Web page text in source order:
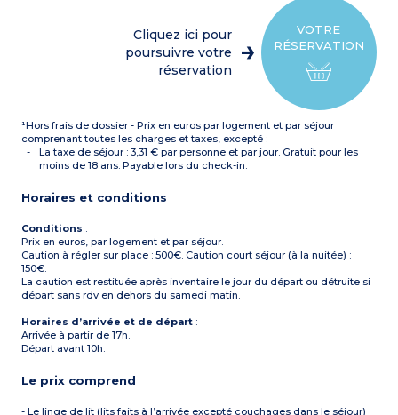
3 appartements PMR
Chambre avec 1 lit double
Chambre avec 2 lits
WC
Balcon ou terrasse
VOTRE
RÉSERVATION
Cliquez ici pour
poursuivre votre
réservation
¹Hors frais de dossier - Prix en euros par logement et par séjour
comprenant toutes les charges et taxes, excepté :
La taxe de séjour : 3,31 € par personne et par jour. Gratuit pour les
moins de 18 ans. Payable lors du check-in.
Horaires et conditions
Conditions :
Prix en euros, par logement et par séjour.
Caution à régler sur place : 500€. Caution court séjour (à la nuitée) :
150€.
La caution est restituée après inventaire le jour du départ ou détruite si
départ sans rdv en dehors du samedi matin.
Horaires d’arrivée et de départ :
Arrivée à partir de 17h.
Départ avant 10h.
Le prix comprend
- Le linge de lit (lits faits à l’arrivée excepté couchages dans le séjour)